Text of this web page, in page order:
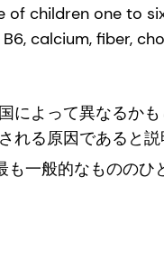
children one to
calcium, fiber,
によって異なるか
れる原因であると
一般的なもののひ